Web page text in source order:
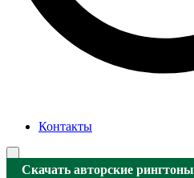
Контакты
Скачать авторские рингтоны